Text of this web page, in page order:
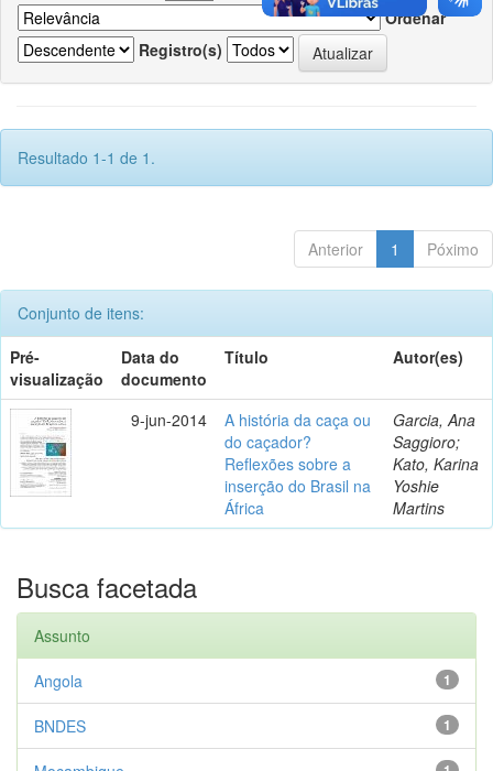
Ordenar
Registro(s)
Resultado 1-1 de 1.
Anterior 1 Póximo
Conjunto de itens:
Pré-
visualização
Data do
documento
Título Autor(es)
9-jun-2014
A história da caça ou
do caçador?
Reflexões sobre a
inserção do Brasil na
África
Garcia, Ana
Saggioro;
Kato, Karina
Yoshie
Martins
Busca facetada
Assunto
1
Angola
1
BNDES